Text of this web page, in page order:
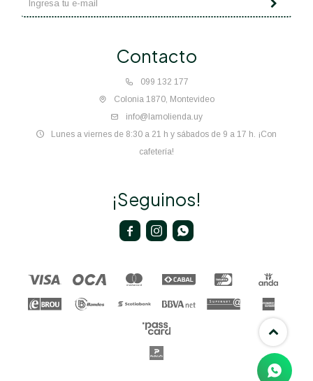
Contacto
099 132 177
Colonia 1870, Montevideo
info@lamolienda.uy
Lunes a viernes de 8:30 a 21 h y sábados de 9 a 17 h. ¡Con
cafetería!
¡Seguinos!
  